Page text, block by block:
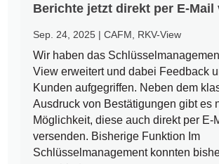
Berichte jetzt direkt per E-Mail
Sep. 24, 2025 |CAFM RKV-View
Wir haben das
View erweitert und dabei Feedback
Kunden aufgegriffen. Neben dem
Ausdruck von Bestätigungen gibt es
Möglichkeit, diese auch direkt per E-
versenden. Bisherige Funktion Im
Schlüsselmanagement konnten